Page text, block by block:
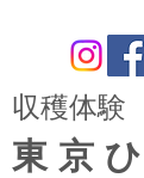
​収穫体験
東京